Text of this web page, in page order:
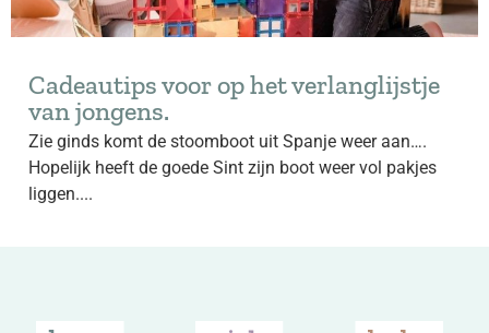
Cadeautips voor op het verlanglijstje
van jongens.
Zie ginds komt de stoomboot uit Spanje weer aan….
Hopelijk heeft de goede Sint zijn boot weer vol pakjes
liggen....